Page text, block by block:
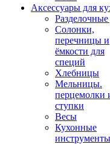
Аксессуары для
Разделочные
Солонки,
перечницы и
ёмкости для
специй
Хлебницы
Мельницы.
перцемолки
ступки
Весы
Кухонные
инструменты